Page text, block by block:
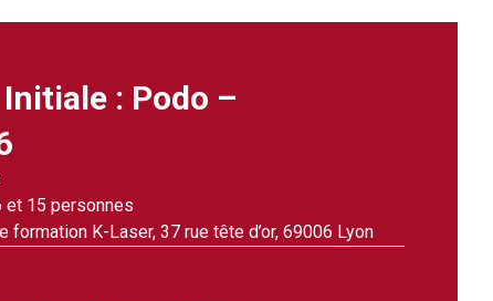
: Podo –
et 15 personnes
formation K-Laser, 37 rue tête d’or, 69006 Lyon